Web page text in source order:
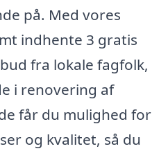
på. Med vores
indhente 3 gratis
fra lokale fagfolk,
i renovering af
får du mulighed for
og kvalitet, så du